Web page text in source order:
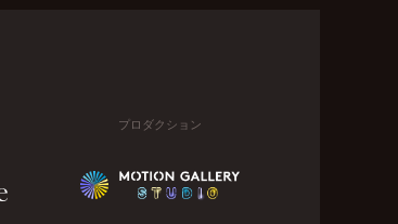
プロダクション